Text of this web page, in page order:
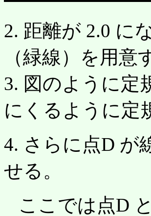
2. 距離が 2.0 に
（緑線）を用意
3. 図のように定
にくるように定
4. さらに点D が
せる。
ここでは点D